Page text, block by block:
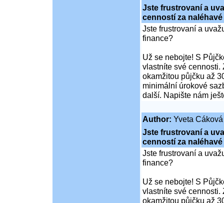
Jste frustrovaní a
cenností za
Jste frustrovaní a
finance?
Už se nebojte! S
vlastníte své cennosti.
okamžitou půjčku až
minimální úrokové
další. Napište nám
Author: Yveta Cáková
Jste frustrovaní a
cenností za
Jste frustrovaní a
finance?
Už se nebojte! S
vlastníte své cennosti.
okamžitou půjčku až